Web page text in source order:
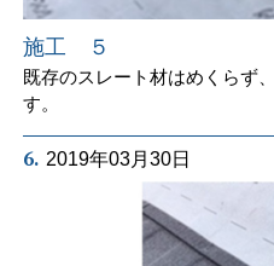
施工 ５
既存のスレート材はめくらず
す。
6. 2019年03月30日